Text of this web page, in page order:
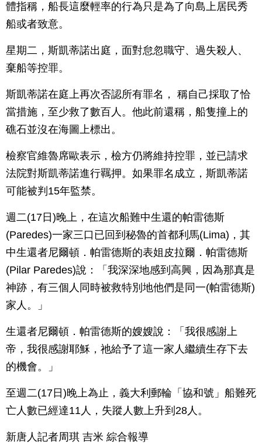
體指稱，船長這麼輕率的行為只是為了向島上居民秀
船或者致意。
星期二，斯凱蒂諾出庭，面對怠忽職守、過失殺人、
棄船等控罪。
斯凱蒂諾在庭上再次否認所有罪名， 稱自己採取了恰
當措施，至少救了數百人。他此前還稱，船隻撞上的
礁石並沒在海圖上標出。
檢察官維魯席歐表示，檢方仍將維持控罪，並已請求
法院對斯凱蒂諾進行羈押。如果罪名成立，斯凱蒂諾
可能被判15年監禁。
週二(17日)晚上，在這次船難中生還的帕雷德斯
(Paredes)一家三口已回到秘魯的首都利馬(Lima)，其
中生還者尼爾頓．帕雷德斯的表姐皮拉爾．帕雷德斯
(Pilar Paredes)說：「我深深地感到高興，因為那真是
神跡，有三個人同時被救特別地他們是同一(帕雷德斯)
家人。」
生還者尼爾頓．帕雷德斯的嫂嫂說：「我很感謝上
帝，我很感謝耶穌，祂給予了這一家人繼續生存下去
的機會。」
至週二(17日)晚上為止，義大利郵輪「協和號」船難死
亡人數已經達11人，失蹤人數上升到28人。
新唐人記者周琪 吉米 綜合報導